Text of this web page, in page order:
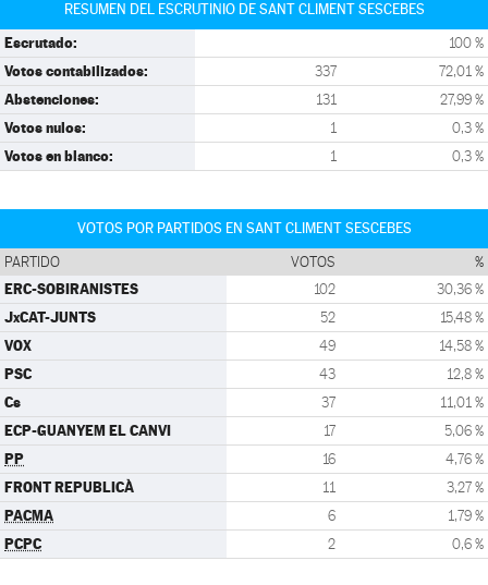
RESUMEN DEL ESCRUTINIO DE SANT CLIMENT SESCEBES
Escrutado: 100 %
Votos contabilizados: 337 72,01 %
Abstenciones: 131 27,99 %
Votos nulos: 1 0,3 %
Votos en blanco: 1 0,3 %
VOTOS POR PARTIDOS EN SANT CLIMENT SESCEBES
PARTIDO VOTOS %
ERC-SOBIRANISTES 102 30,36 %
JxCAT-JUNTS 52 15,48 %
VOX 49 14,58 %
PSC 43 12,8 %
Cs 37 11,01 %
ECP-GUANYEM EL CANVI 17 5,06 %
PP 16 4,76 %
FRONT REPUBLICÀ 11 3,27 %
PACMA 6 1,79 %
PCPC 2 0,6 %